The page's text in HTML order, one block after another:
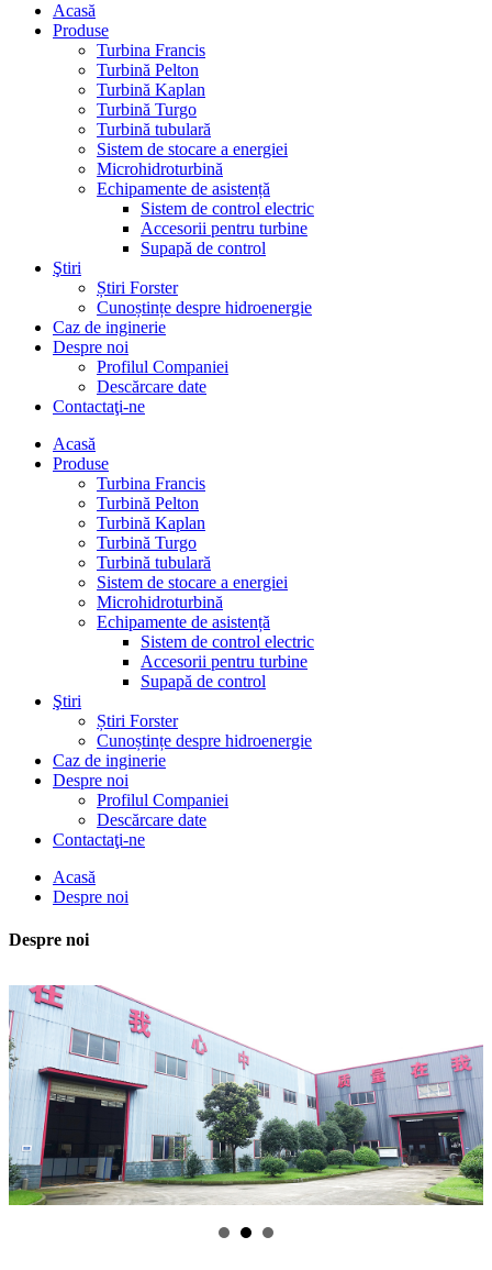
Acasă
Produse
Turbina Francis
Turbină Pelton
Turbină Kaplan
Turbină Turgo
Turbină tubulară
Sistem de stocare a energiei
Microhidroturbină
Echipamente de asistență
Sistem de control electric
Accesorii pentru turbine
Supapă de control
Ştiri
Știri Forster
Cunoștințe despre hidroenergie
Caz de inginerie
Despre noi
Profilul Companiei
Descărcare date
Contactaţi-ne
Acasă
Produse
Turbina Francis
Turbină Pelton
Turbină Kaplan
Turbină Turgo
Turbină tubulară
Sistem de stocare a energiei
Microhidroturbină
Echipamente de asistență
Sistem de control electric
Accesorii pentru turbine
Supapă de control
Ştiri
Știri Forster
Cunoștințe despre hidroenergie
Caz de inginerie
Despre noi
Profilul Companiei
Descărcare date
Contactaţi-ne
Acasă
Despre noi
Despre noi